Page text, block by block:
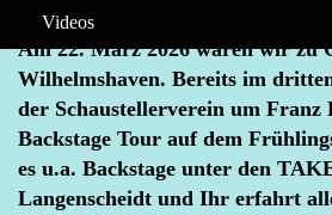
Videos
VERLOSUNG
Am 22. März 2026 waren wir zu
Wilhelmshaven. Bereits im
der Schaustellerverein um Franz
Backstage Tour auf dem
es u.a. Backstage unter den
Langenscheidt und Ihr erfahrt